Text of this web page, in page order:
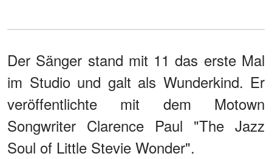
Der Sänger stand mit 11 das erste Mal
im Studio und galt als Wunderkind. Er
veröffentlichte mit dem Motown
Songwriter Clarence Paul "The Jazz
Soul of Little Stevie Wonder".